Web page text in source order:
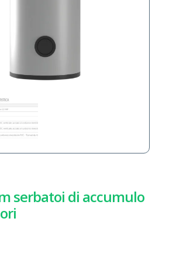
serbatoi di accumulo